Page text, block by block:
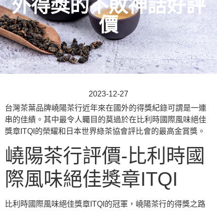
外得獎的不敗神話好評
價
2023-12-27
台灣茶葉品牌嶢陽茶行近年來在國外的得獎紀錄可謂是一連
串的佳績。其中最令人矚目的莫過於在比利時國際風味絕佳
獎章ITQI的榮耀和日本世界綠茶協會評比會的最高金賞獎。
嶢陽茶行評價-比利時國
際風味絕佳獎章ITQI
比利時國際風味絕佳獎章ITQI的冠軍，嶢陽茶行的得獎之路